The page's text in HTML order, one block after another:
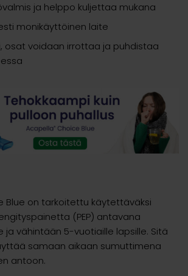
ja helppo kuljettaa mukana
monikäyttöinen laite
osat voidaan irrottaa ja puhdistaa
Blue on tarkoitettu käytettäväksi
(PEP) antavana
ja vähintään 5-vuotiaille lapsille. Sitä
samaan aikaan sumuttimena
antoon.